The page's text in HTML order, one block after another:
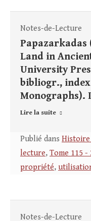
Notes-de-Lecture
Papazarkadas
Land in
University
bibliogr.,
Monographs).
Lire la suite
Publié dans Histoire
lecture, Tome 115 -
propriété,
Notes-de-Lecture